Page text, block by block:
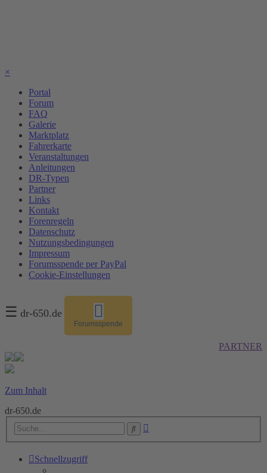
×
Portal
Forum
FAQ
Galerie
Marktplatz
Fahrerkarte
Veranstaltungen
Anleitungen
DR-Typen
Partner
Links
Kontakt
Forenregeln
Datenschutz
Nutzungsbedingungen
Impressum
Forumsspende per PayPal
Cookie-Einstellungen
☰ dr-650.de
Forumsspende
PARTNER
Zum Inhalt
dr-650.de
Suche
Schnellzugriff